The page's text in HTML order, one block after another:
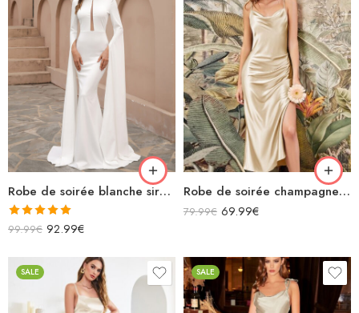
Robe de soirée blanche sirène longue manches longues fendues XXL
Note5.00
99.99€ 92.99€
Robe de soirée champagne en satin col bénitier mi longue fendue à bretelles sans manches
79.99€ 69.99€
SALE SALE